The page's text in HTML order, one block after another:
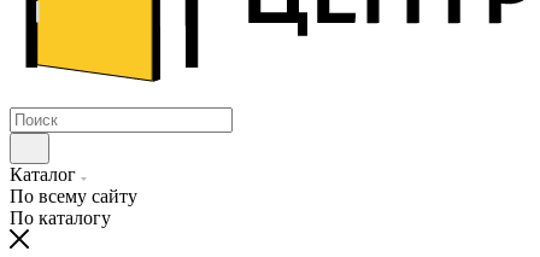
Каталог
По всему сайту
По каталогу